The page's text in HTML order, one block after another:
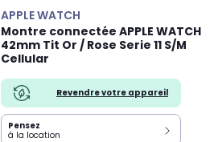
APPLE WATCH
Montre connectée APPLE WATCH
42mm Tit Or / Rose Serie 11 S/M
Cellular
Revendre votre appareil
Pensez
à la location